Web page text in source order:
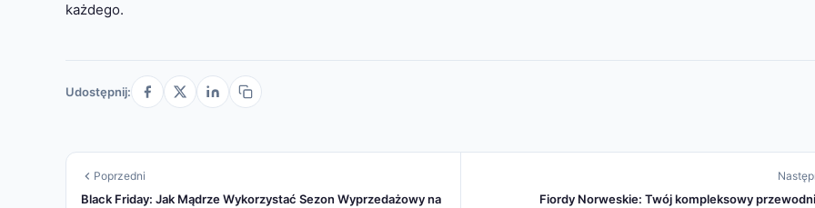
każdego.
Udostępnij:
Poprzedni
Black Friday: Jak Mądrze Wykorzystać Sezon Wyprzedażowy na
Fiordy Norweskie: Twój kompleksowy